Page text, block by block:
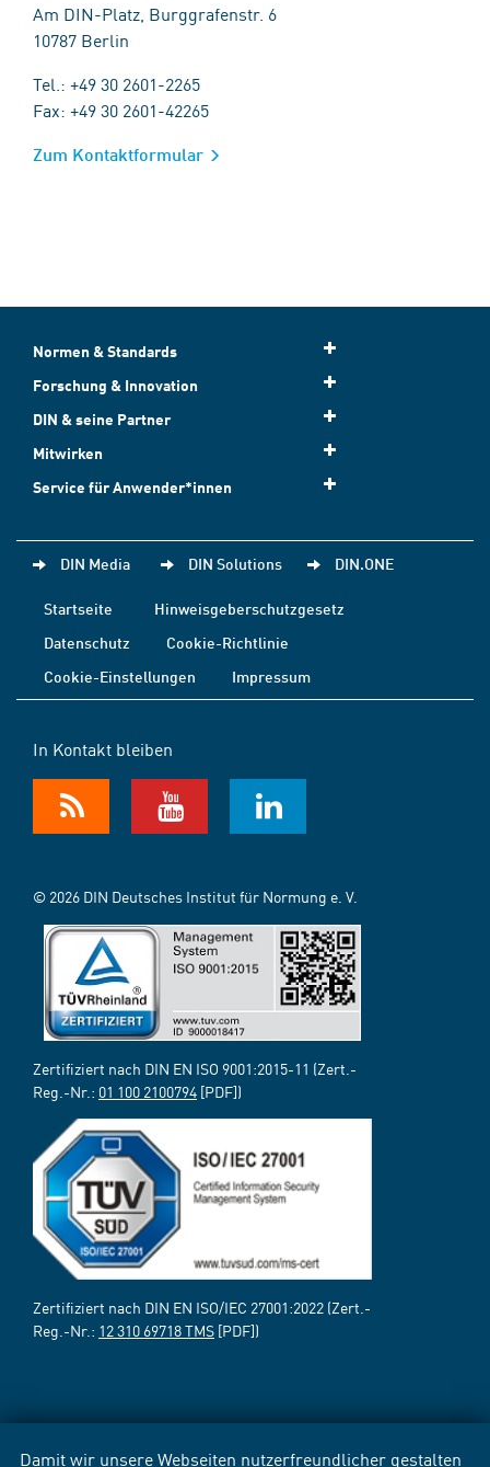
Damit wir unsere Webseiten nutzerfreundlicher gestalten
Am DIN-Platz, Burggrafenstr. 6
10787 Berlin
Tel.: +49 30 2601-2265
Fax: +49 30 2601-42265
Zum Kontaktformular
Normen & Standards
Forschung & Innovation
DIN & seine Partner
Mitwirken
Service für Anwender*innen
DIN Media DIN Solutions DIN.ONE
Startseite
Hinweisgeberschutzgesetz
Datenschutz
Cookie-Richtlinie
Cookie-Einstellungen
Impressum
In Kontakt bleiben
© 2026 DIN Deutsches Institut für Normung e. V.
Zertifiziert nach DIN EN ISO 9001:2015-11 (Zert.-
Reg.-Nr.: 01 100 2100794 [PDF])
Zertifiziert nach DIN EN ISO/IEC 27001:2022 (Zert.-
Reg.-Nr.: 12 310 69718 TMS [PDF])